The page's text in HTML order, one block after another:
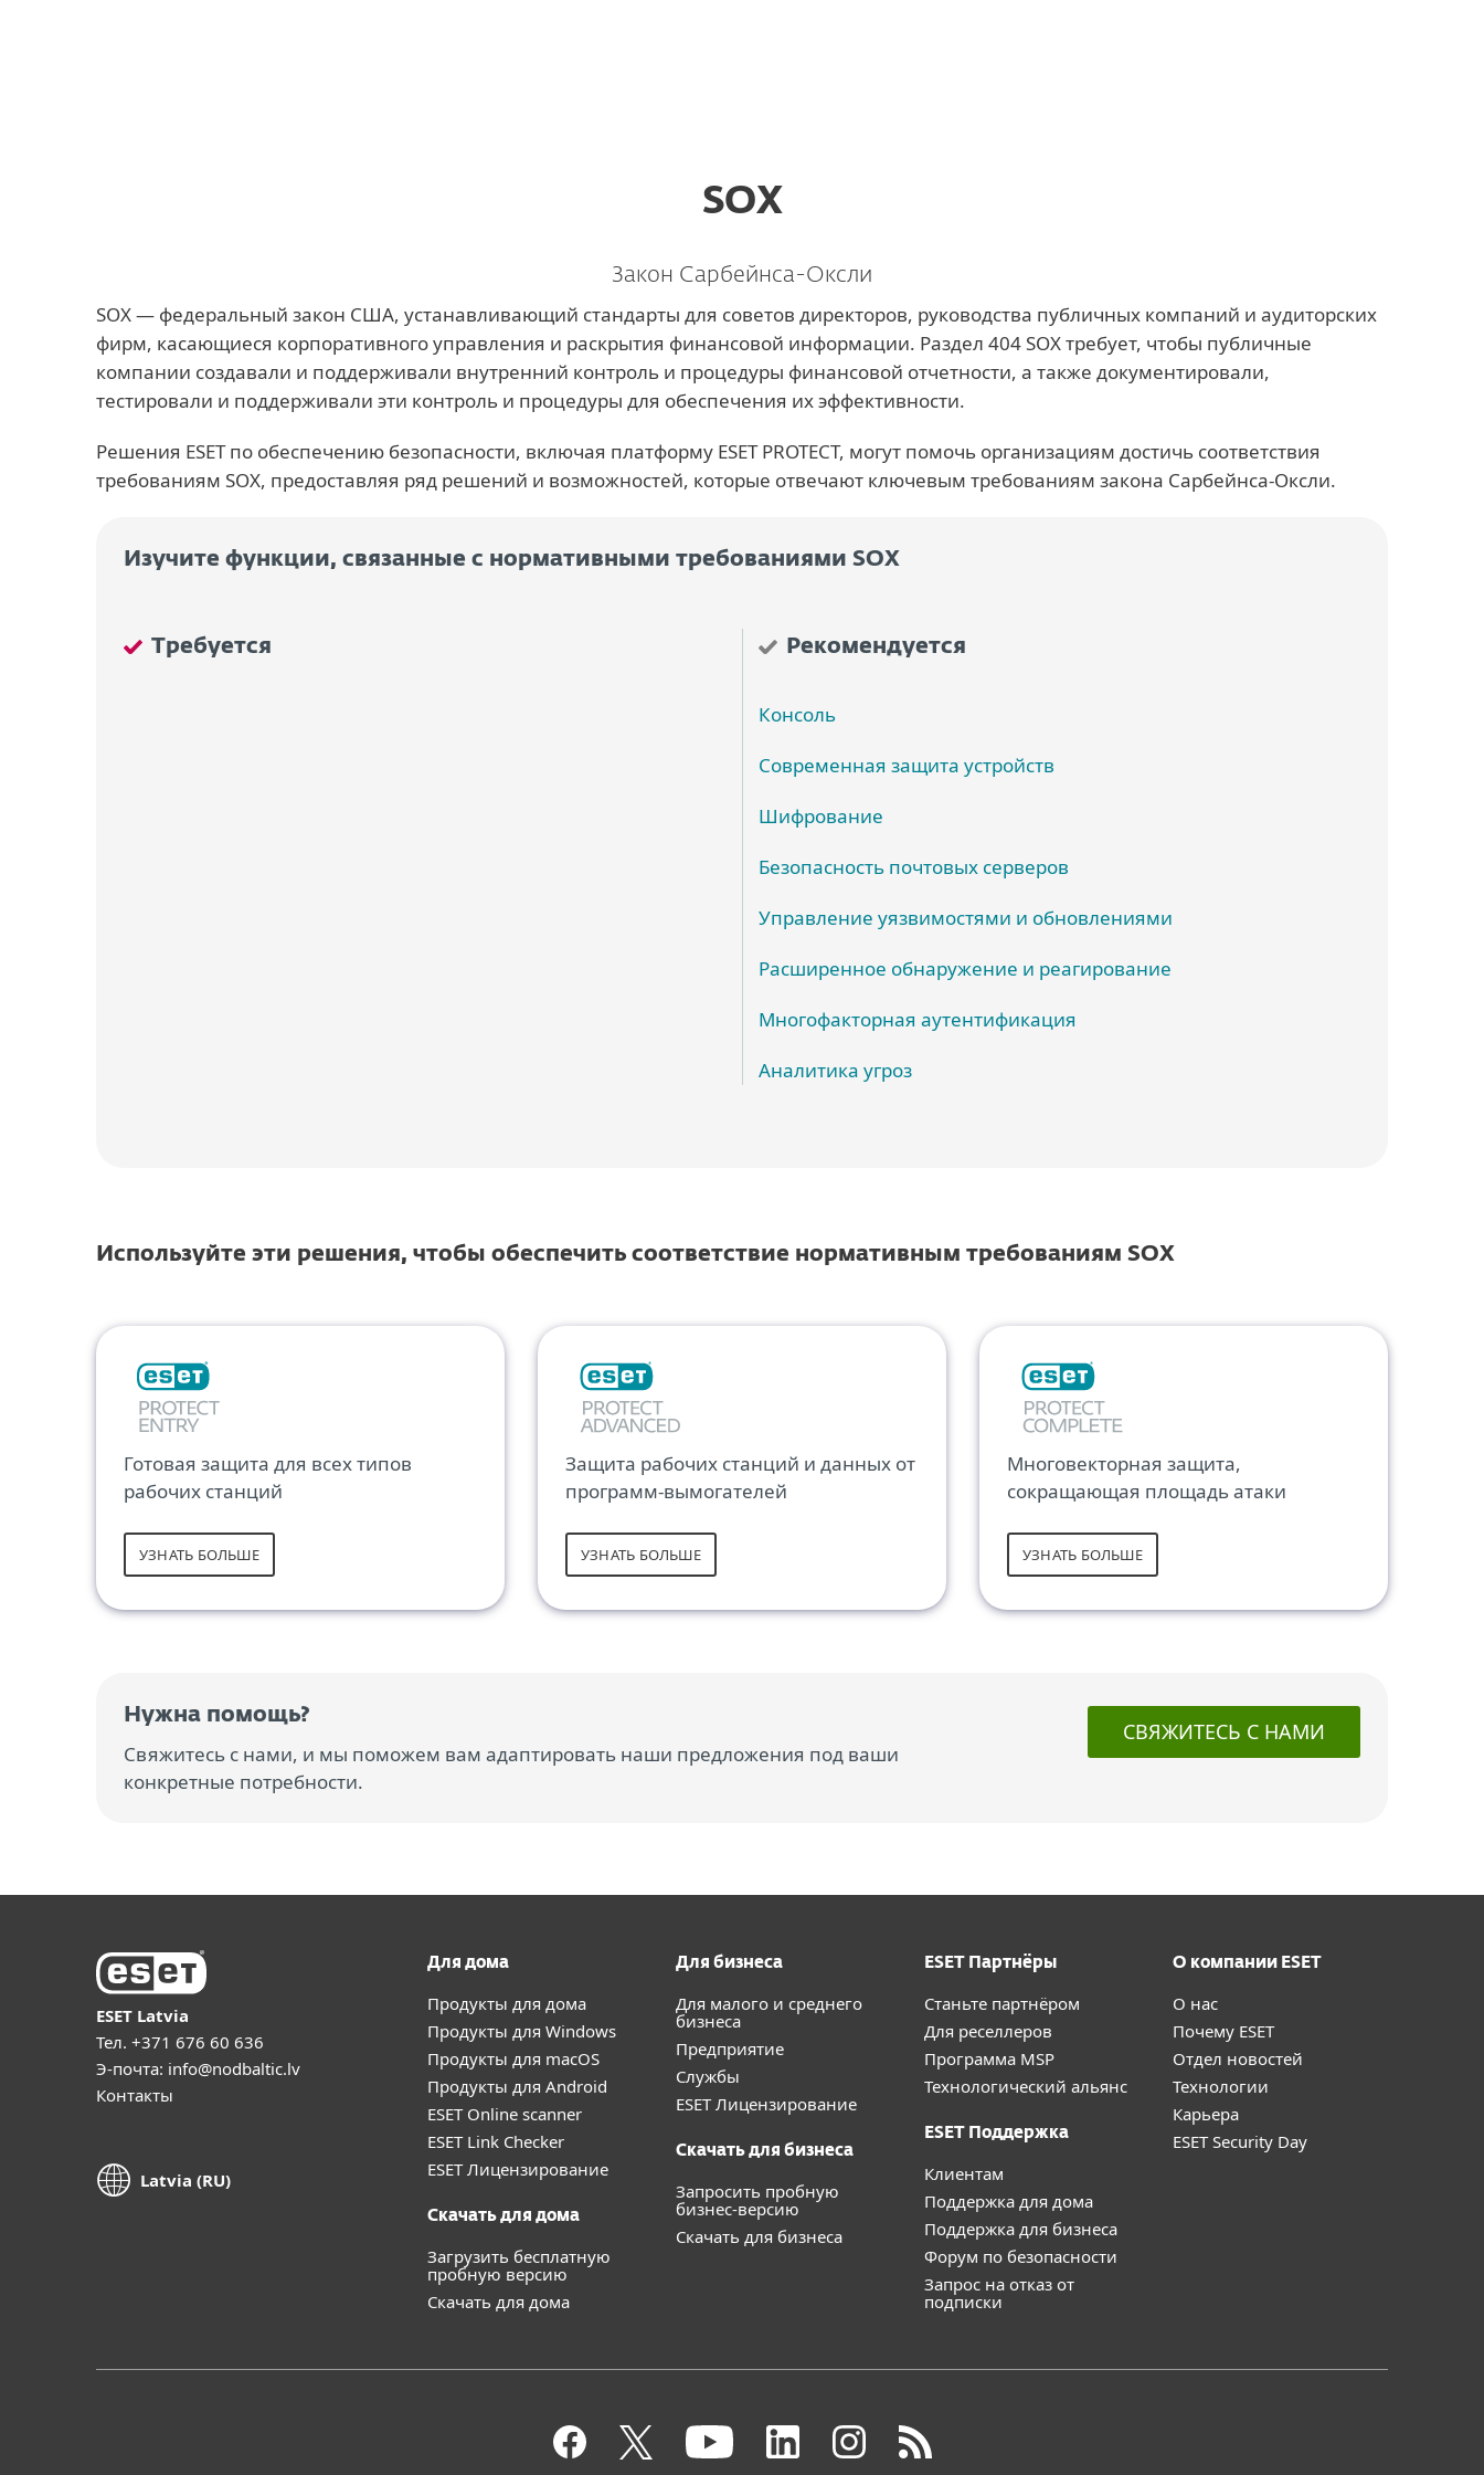
SOX
Закон Сарбейнса-Оксли
SOX — федеральный закон США, устанавливающий стандарты для советов директоров, руководства публичных компаний и аудиторских
фирм, касающиеся корпоративного управления и раскрытия финансовой информации. Раздел 404 SOX требует, чтобы публичные
компании создавали и поддерживали внутренний контроль и процедуры финансовой отчетности, а также документировали,
тестировали и поддерживали эти контроль и процедуры для обеспечения их эффективности.
Решения ESET по обеспечению безопасности, включая платформу ESET PROTECT, могут помочь организациям достичь соответствия
требованиям SOX, предоставляя ряд решений и возможностей, которые отвечают ключевым требованиям закона Сарбейнса-Оксли.
Изучите функции, связанные с нормативными требованиями SOX
Требуется Рекомендуется
Консоль
Современная защита устройств
Шифрование
Безопасность почтовых серверов
Управление уязвимостями и обновлениями
Расширенное обнаружение и реагирование
Многофакторная аутентификация
Аналитика угроз
Используйте эти решения, чтобы обеспечить соответствие нормативным требованиям SOX
Готовая защита для всех типов
рабочих станций
УЗНАТЬ БОЛЬШЕ
Защита рабочих станций и данных от
программ-вымогателей
УЗНАТЬ БОЛЬШЕ
Многовекторная защита,
сокращающая площадь атаки
УЗНАТЬ БОЛЬШЕ
Нужна помощь?
Свяжитесь с нами, и мы поможем вам адаптировать наши предложения под ваши
конкретные потребности.
СВЯЖИТЕСЬ С НАМИ
ESET Latvia
Тел. +371 676 60 636
Э-почта: info@nodbaltic.lv
Контакты
Latvia (RU)
Для дома
Продукты для дома
Продукты для Windows
Продукты для macOS
Продукты для Android
ESET Online scanner
ESET Link Checker
ESET Лицензирование
Скачать для дома
Загрузить бесплатную
пробную версию
Скачать для дома
Для бизнеса
Для малого и среднего
бизнеса
Предприятие
Службы
ESET Лицензирование
Скачать для бизнеса
Запросить пробную
бизнес-версию
Скачать для бизнеса
ESET Партнёры
Станьте партнёром
Для реселлеров
Программа MSP
Технологический альянс
ESET Поддержка
Клиентам
Поддержка для дома
Поддержка для бизнеса
Форум по безопасности
Запрос на отказ от
подписки
О компании ESET
О нас
Почему ESET
Отдел новостей
Технологии
Карьера
ESET Security Day